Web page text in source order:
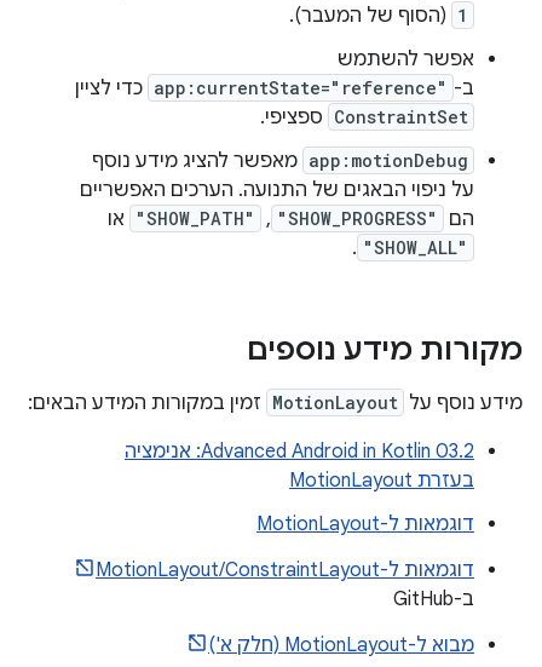
1 (הסוף של המעבר).
אפשר להשתמש
ב- app:currentState="reference" כדי לציין
ConstraintSet ספציפי.
app:motionDebug מאפשר להציג מידע נוסף
על ניפוי הבאגים של התנועה. הערכים האפשריים
הם
"SHOW_PROGRESS"
,‏
"SHOW_PATH" או
"SHOW_ALL"
.
מקורות מידע נוספים
מידע נוסף על MotionLayout זמין במקורות המידע הבאים:
Advanced Android in Kotlin 03.2: אנימציה
בעזרת MotionLayout
דוגמאות ל-MotionLayout
דוגמאות ל-MotionLayout/ConstraintLayout
ב-GitHub
מבוא ל-MotionLayout (חלק א')